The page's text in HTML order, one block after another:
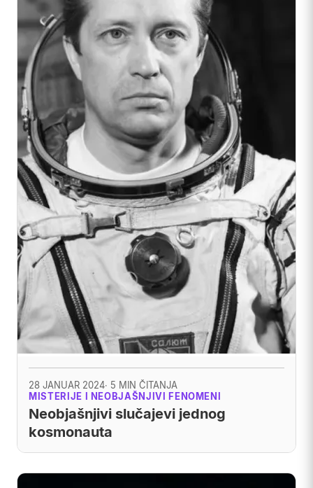
28 JANUAR 2024· 5 MIN ČITANJA
MISTERIJE I NEOBJAŠNJIVI FENOMENI
Neobjašnjivi slučajevi jednog
kosmonauta